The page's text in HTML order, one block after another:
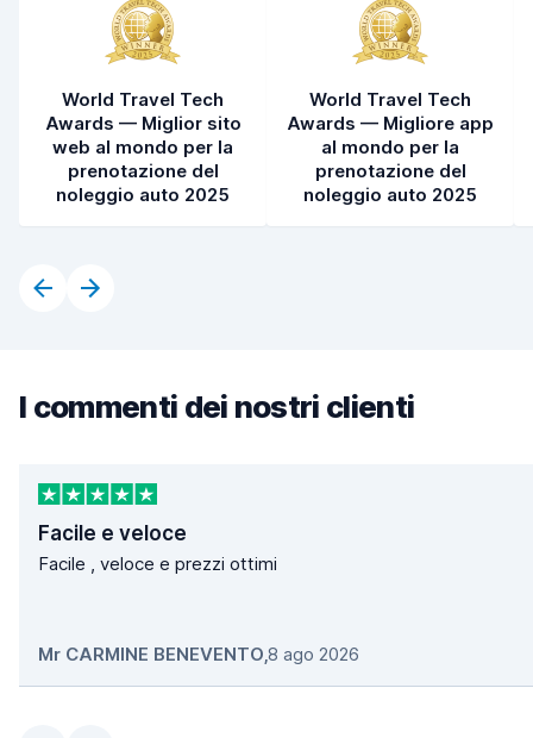
World Travel Tech
Awards — Miglior sito
web al mondo per la
prenotazione del
noleggio auto 2025
World Travel Tech
Awards — Migliore app
al mondo per la
prenotazione del
noleggio auto 2025
I commenti dei nostri clienti
Facile e veloce
Facile , veloce e prezzi ottimi
Mr CARMINE BENEVENTO,8 ago 2026